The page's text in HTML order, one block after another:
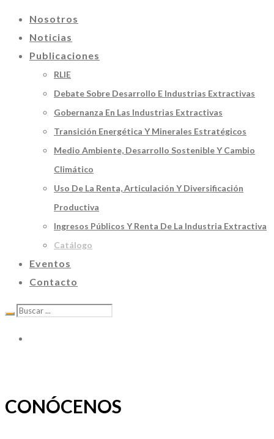
Nosotros
Noticias
Publicaciones
RLIE
Debate Sobre Desarrollo E Industrias Extractivas
Gobernanza En Las Industrias Extractivas
Transición Energética Y Minerales Estratégicos
Medio Ambiente, Desarrollo Sostenible Y Cambio
Climático
Uso De La Renta, Articulación Y Diversificación
Productiva
Ingresos Públicos Y Renta De La Industria Extractiva
Catálogo
Eventos
Contacto
CONÓCENOS